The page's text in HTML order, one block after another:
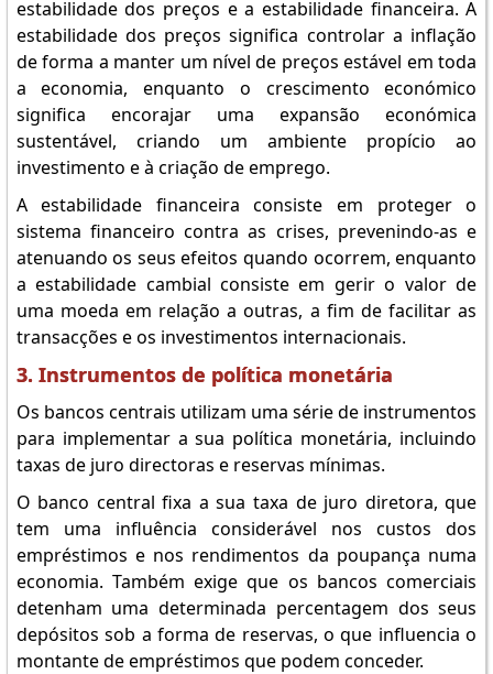
estabilidade dos preços e a estabilidade financeira. A
estabilidade dos preços significa controlar a inflação
de forma a manter um nível de preços estável em toda
a economia, enquanto o crescimento económico
significa encorajar uma expansão económica
sustentável, criando um ambiente propício ao
investimento e à criação de emprego.
A estabilidade financeira consiste em proteger o
sistema financeiro contra as crises, prevenindo-as e
atenuando os seus efeitos quando ocorrem, enquanto
a estabilidade cambial consiste em gerir o valor de
uma moeda em relação a outras, a fim de facilitar as
transacções e os investimentos internacionais.
3. Instrumentos de política monetária
Os bancos centrais utilizam uma série de instrumentos
para implementar a sua política monetária, incluindo
taxas de juro directoras e reservas mínimas.
O banco central fixa a sua taxa de juro diretora, que
tem uma influência considerável nos custos dos
empréstimos e nos rendimentos da poupança numa
economia. Também exige que os bancos comerciais
detenham uma determinada percentagem dos seus
depósitos sob a forma de reservas, o que influencia o
montante de empréstimos que podem conceder.